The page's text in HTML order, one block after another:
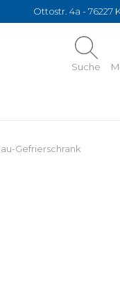
Ottostr. 4a - 76227
Suche
Gefrierschrank